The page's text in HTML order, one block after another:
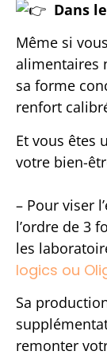
Dans
Même si
alimentaires
sa forme
renfort
Et vous êtes
votre bien-
– Pour viser
l’ordre de 3
les
logics ou
Sa
remonter